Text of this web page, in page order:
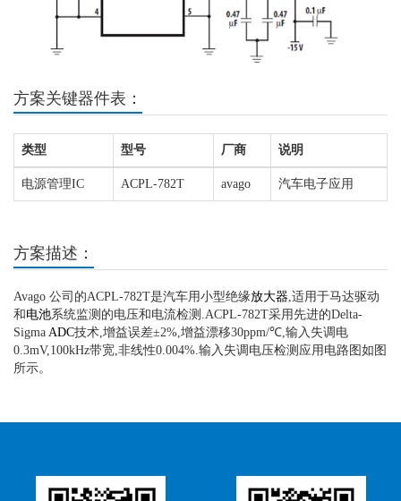
方案关键器件表：
类型 型号 厂商 说明
电源管理IC ACPL-782T avago 汽车电子应用
方案描述：
Avago 公司的ACPL-782T是汽车用小型绝缘放大器 ,适用于马达驱动
和电池系统监测的电压和电流检测.ACPL-782T采用先进的Delta-
Sigma ADC技术,增益误差±2%,增益漂移30ppm/℃,输入失调电
0.3mV,100kHz带宽,非线性0.004%.输入失调电压检测应用电路图如图
所示。